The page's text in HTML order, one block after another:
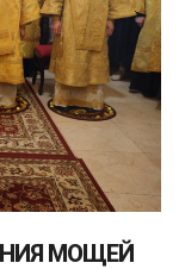
МОЩЕЙ